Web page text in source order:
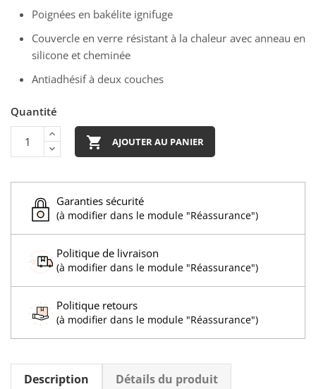
Poignées en bakélite ignifuge
Couvercle en verre résistant à la chaleur avec anneau en
silicone et cheminée
Antiadhésif à deux couches
Quantité
 AJOUTER AU PANIER
Garanties sécurité
(à modifier dans le module "Réassurance")
Politique de livraison
(à modifier dans le module "Réassurance")
Politique retours
(à modifier dans le module "Réassurance")
Description Détails du produit